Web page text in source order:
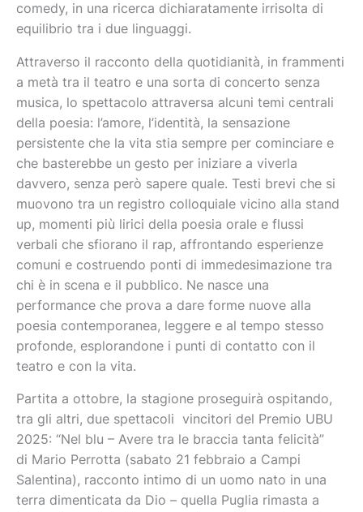
comedy, in una ricerca dichiaratamente irrisolta di
equilibrio tra i due linguaggi.
Attraverso il racconto della quotidianità, in frammenti
a metà tra il teatro e una sorta di concerto senza
musica, lo spettacolo attraversa alcuni temi centrali
della poesia: l’amore, l’identità, la sensazione
persistente che la vita stia sempre per cominciare e
che basterebbe un gesto per iniziare a viverla
davvero, senza però sapere quale. Testi brevi che si
muovono tra un registro colloquiale vicino alla stand
up, momenti più lirici della poesia orale e flussi
verbali che sfiorano il rap, affrontando esperienze
comuni e costruendo ponti di immedesimazione tra
chi è in scena e il pubblico. Ne nasce una
performance che prova a dare forme nuove alla
poesia contemporanea, leggere e al tempo stesso
profonde, esplorandone i punti di contatto con il
teatro e con la vita.
Partita a ottobre, la stagione proseguirà ospitando,
tra gli altri, due spettacoli vincitori del Premio UBU
2025: “Nel blu – Avere tra le braccia tanta felicità”
di Mario Perrotta (sabato 21 febbraio a Campi
Salentina), racconto intimo di un uomo nato in una
terra dimenticata da Dio – quella Puglia rimasta a